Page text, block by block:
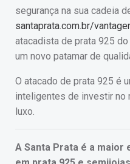
segurança na sua cadeia
santaprata.com.br/
atacadista de prata 925
um novo patamar de
O atacado de prata 925 é
inteligentes de investir no
luxo.
A Santa Prata é a maior